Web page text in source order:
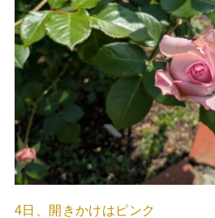
4日、開きかけはピンク